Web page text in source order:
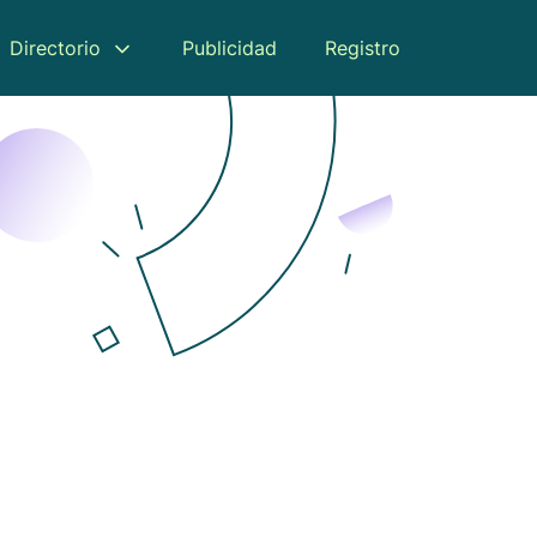
Directorio Publicidad Registro